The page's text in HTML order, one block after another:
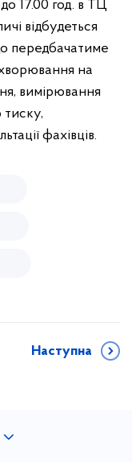
17.00 год. в ТЦ
відбудеться
передбачатиме
на
вимірювання
фахівців.
Наступна